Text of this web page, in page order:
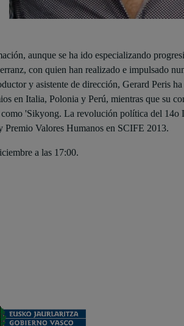
aunque se ha ido especializando
con quien han realizado e impulsado
y asistente de dirección, Gerard Peris
en Italia, Polonia y Perú, mientras que su
'Sikyong. La revolución política del
Valores Humanos en SCIFE 2013.
a las 17:00.